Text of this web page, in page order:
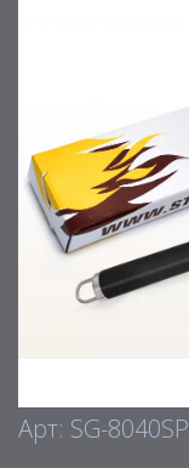
Арт: SG-8040SP